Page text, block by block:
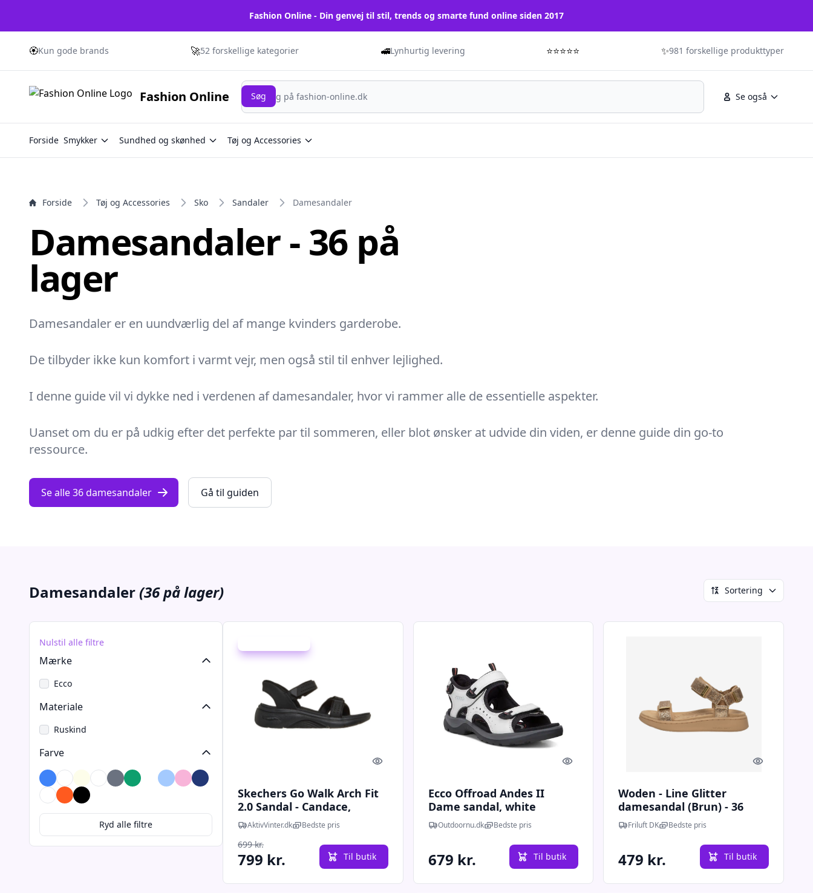
Fashion Online - Din genvej til stil, trends og smarte fund online siden 2017
🏵️Kun gode brands 🚀52 forskellige kategorier 🚅Lynhurtig levering ⭐⭐⭐⭐⭐ ✨981 forskellige produkttyper
Fashion Online Se også
Søg
Søg
Forside Smykker Sundhed og skønhed Tøj og Accessories
Forside Tøj og Accessories Sko Sandaler Damesandaler
Damesandaler - 36 på
lager
Damesandaler er en uundværlig del af mange kvinders garderobe.
De tilbyder ikke kun komfort i varmt vejr, men også stil til enhver lejlighed.
I denne guide vil vi dykke ned i verdenen af damesandaler, hvor vi rammer alle de essentielle aspekter.
Uanset om du er på udkig efter det perfekte par til sommeren, eller blot ønsker at udvide din viden, er denne guide din go-to
ressource.
Se alle 36 damesandaler Gå til guiden
Damesandaler(36 på lager) Sortering
Nulstil alle filtre
Mærke
Ecco
Materiale
Ruskind
Farve
Blå BrunCremeFlerfarvet
GråGrøn HvidLyseblå
LyserødMarineblå
Olivengrøn
Orange
Sort
Ryd alle filtre
Quick look
Skechers Go Walk Arch Fit
2.0 Sandal - Candace,
fritidssko, dame, sort
AktivVinter.dk Bedste pris
699 kr.
799 kr. Til butik
Quick look
Ecco Offroad Andes II
Dame sandal, white
yabuck-43 - Sandaler
Outdoornu.dk Bedste pris
679 kr. Til butik
Quick look
Woden - Line Glitter
damesandal (Brun) - 36
Friluft DK Bedste pris
479 kr. Til butik